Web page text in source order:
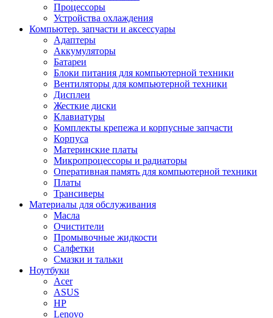
Процессоры
Устройства охлаждения
Компьютер. запчасти и аксессуары
Адаптеры
Аккумуляторы
Батареи
Блоки питания для компьютерной техники
Вентиляторы для компьютерной техники
Дисплеи
Жесткие диски
Клавиатуры
Комплекты крепежа и корпусные запчасти
Корпуса
Материнские платы
Микропроцессоры и радиаторы
Оперативная память для компьютерной техники
Платы
Трансиверы
Материалы для обслуживания
Масла
Очистители
Промывочные жидкости
Салфетки
Смазки и тальки
Ноутбуки
Acer
ASUS
HP
Lenovo